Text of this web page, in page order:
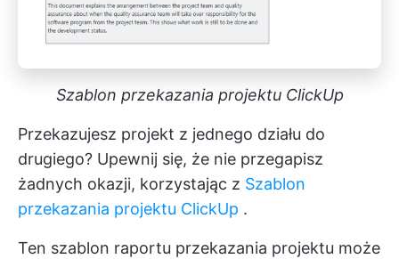
Szablon przekazania projektu ClickUp
Przekazujesz projekt z jednego działu do
drugiego? Upewnij się, że nie przegapisz
żadnych okazji, korzystając z Szablon
przekazania projektu ClickUp .
Ten szablon raportu przekazania projektu może